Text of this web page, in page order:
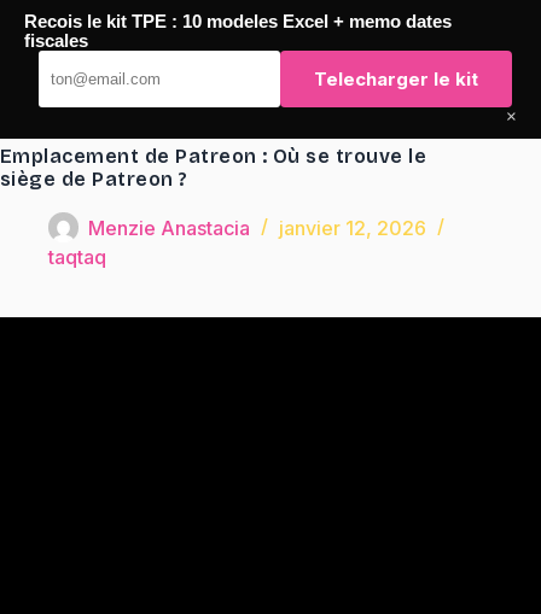
Passer
contenu
TaqTaq
Emplacement de Patreon : Où se trouve le
siège de Patreon ?
Menzie Anastacia
janvier 12, 2026
taqtaq
Recois le kit TPE : 10 modeles Excel + memo dates
fiscales
Telecharger le kit
×